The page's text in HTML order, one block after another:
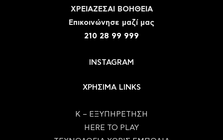
ΧΡΕΙΑΖΕΣΑΙ ΒΟΗΘΕΙΑ
Eπικοινώνησε μαζί μας
210 28 99 999
INSTAGRAM
ΧΡΗΣΙΜΑ LINKS
Κ – ΕΞΥΠΗΡΕΤΗΣΗ
HERE TO PLAY